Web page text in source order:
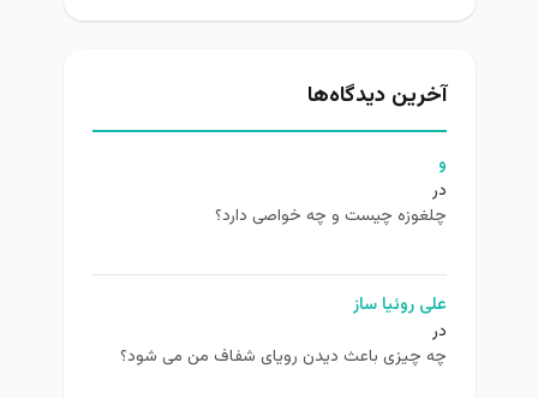
آخرین دیدگاه‌ها
و
در
چلغوزه چیست و چه خواصی دارد؟
علی روئیا ساز
در
چه چیزی باعث دیدن رویای شفاف من می شود؟